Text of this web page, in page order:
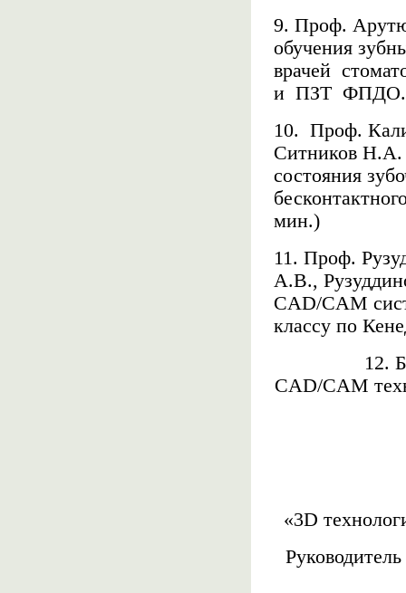
9. Проф.
обучения
врачей
и ПЗТ ФПДО.
10. Проф.
Ситников Н.А.
состояния
мин.)
11. Проф.
А.В.,
CAD/CAM
классу по
12.
CAD/CAM
«3D